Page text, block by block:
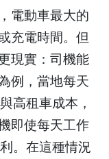
電動車最大的
充電時間。但
現實：司機能
例，當地每天
高租車成本，
即使每天工作
。在這種情況